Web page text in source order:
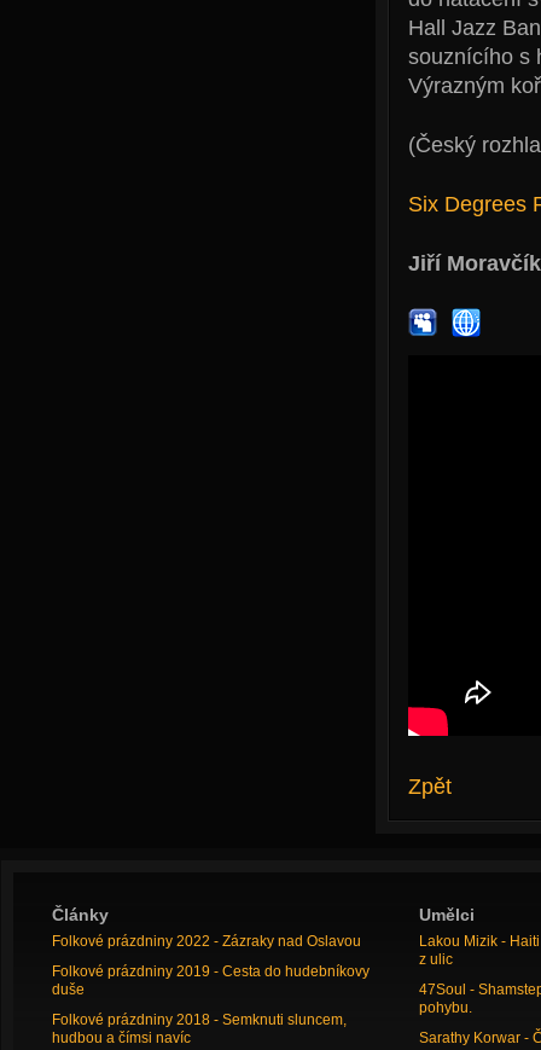
Hall Jazz
souznícího s
Výrazným
(Český
Six Degrees
Jiří Moravčík
Zpět
Články
Folkové prázdniny 2022 - Zázraky nad Oslavou
Folkové prázdniny 2019 - Cesta do hudebníkovy
duše
Folkové prázdniny 2018 - Semknuti sluncem,
hudbou a čímsi navíc
Umělci
Lakou Mizik -
z ulic
47Soul -
pohybu.
Sarathy Korwar -